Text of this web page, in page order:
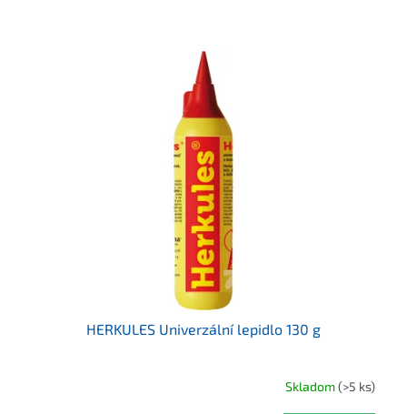
HERKULES Univerzální lepidlo 130 g
Skladom(>5 ks)